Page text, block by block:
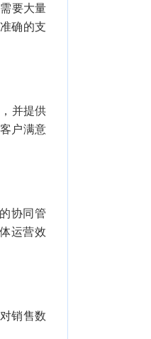
要大量
确的支
并提供
户满意
协同管
运营效
销售数